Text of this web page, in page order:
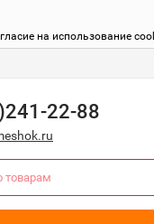
на использование
22-88